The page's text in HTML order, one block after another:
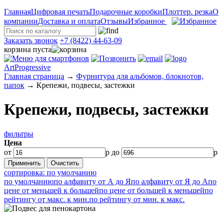
ГлавнаяЦифровая печатьПодарочные коробкиПлоттер. резкаО
компанииДоставка и оплатаОтзывыИзбранное
Заказать звонок +7 (8422) 44-63-09
корзина пуста
ArtProgressive
Главная страница → Фурнитура для альбомов, блокнотов,
папок → Крепежи, подвесы, застежки
Крепежи, подвесы, застежки
фильтры
Цена
от
р до р
сортировка: по умолчанию
по умолчаниюпо алфавиту от А до Япо алфавиту от Я до Апо
цене от меньшей к большейпо цене от большей к меньшейпо
рейтингу от макс. к мин.по рейтингу от мин. к макс.